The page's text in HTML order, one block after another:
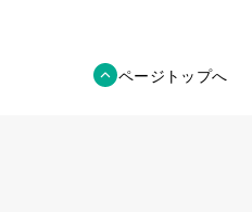
ページトップへ